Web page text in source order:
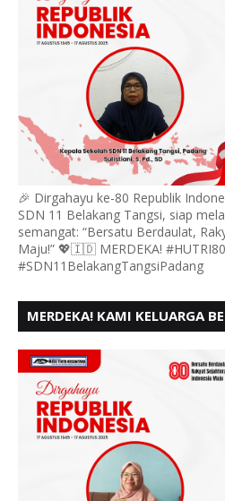
🎉 Dirgahayu ke-80 Republik
SDN 11 Belakang Tangsi, siap
semangat: “Bersatu Berdaulat,
Maju!” 💖🇮🇩 MERDEKA!
#SDN11BelakangTangsiPadang
MERDEKA! KAMI KELUARGA
- 80,